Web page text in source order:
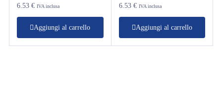
6.53€ IVA inclusa
Aggiungi al carrello
6.53 € IVA inclusa
Aggiungi al carrello